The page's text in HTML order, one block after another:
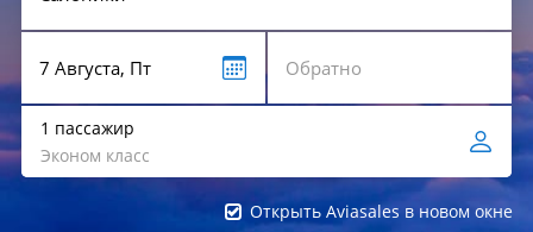
1 пассажир
Эконом класс
Открыть Aviasales в новом окне